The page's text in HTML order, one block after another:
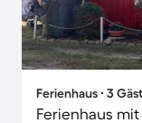
Ferienhaus ∙ 3
Ferienhaus